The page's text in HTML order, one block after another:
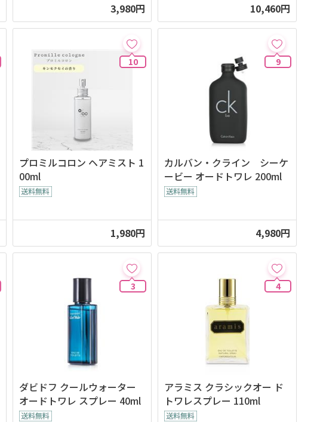
3,980円 10,460円
10
プロミルコロン ヘアミスト 1
00ml
1,980円
9
カルバン・クライン シーケ
ービー オードトワレ 200ml
4,980円
3
ダビドフ クールウォーター
オードトワレ スプレー 40ml
4
アラミス クラシックオー ド
トワレスプレー 110ml